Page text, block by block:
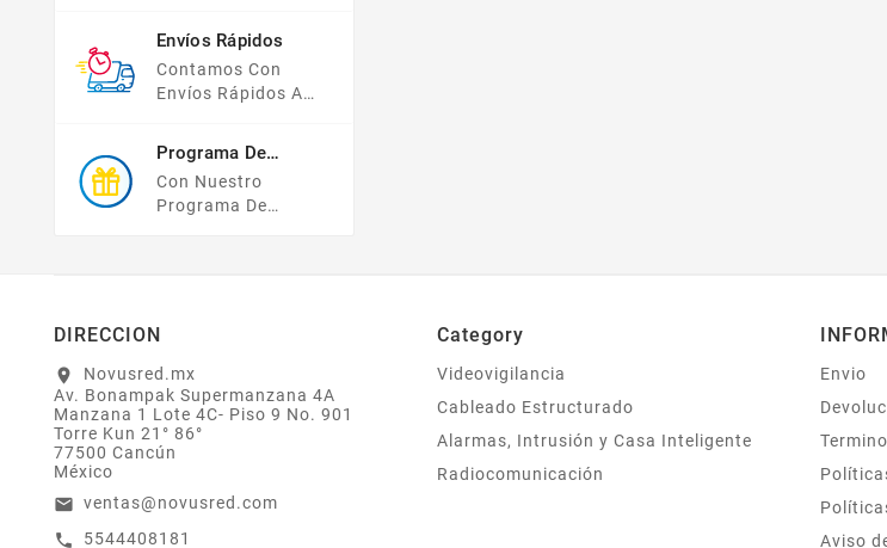
Pago, Todas Tus
Compras Y Tus
Datos Están
Protegidos Con
Envíos Rápidos
Contamos Con
Envíos Rápidos A
Programa De
Recompensas
Con Nuestro
Programa De
Bonifican A Tu
Electrónico El 1% Del
Total De Tu Compra,
El Cuál Podrás
Utilizar A Partir De
O Acumularlos.
DIRECCION
location_on
Novusred.mx
Av. Bonampak Supermanzana 4A
Manzana 1 Lote 4C- Piso 9 No. 901
Torre Kun 21° 86°
77500 Cancún
México
email ventas@novusred.com
call 5544408181
Category
Videovigilancia
Cableado Estructurado
Alarmas, Intrusión y Casa Inteligente
Radiocomunicación
Envio
Aviso